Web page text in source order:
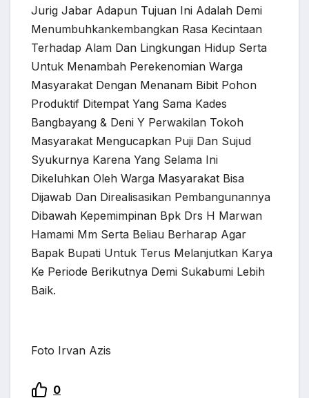
Jurig Jabar Adapun Tujuan Ini Adalah Demi
Menumbuhkankembangkan Rasa Kecintaan
Terhadap Alam Dan Lingkungan Hidup Serta
Untuk Menambah Perekenomian Warga
Masyarakat Dengan Menanam Bibit Pohon
Produktif Ditempat Yang Sama Kades
Bangbayang & Deni Y Perwakilan Tokoh
Masyarakat Mengucapkan Puji Dan Sujud
Syukurnya Karena Yang Selama Ini
Dikeluhkan Oleh Warga Masyarakat Bisa
Dijawab Dan Direalisasikan Pembangunannya
Dibawah Kepemimpinan Bpk Drs H Marwan
Hamami Mm Serta Beliau Berharap Agar
Bapak Bupati Untuk Terus Melanjutkan Karya
Ke Periode Berikutnya Demi Sukabumi Lebih
Baik.
Foto Irvan Azis
0